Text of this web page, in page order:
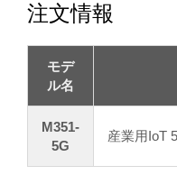
注文情報
モデ
ル名
M351-
5G
産業用IoT